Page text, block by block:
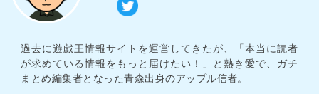
過去に遊戯王情報サイトを運営してきたが、「本当に読者
が求めている情報をもっと届けたい！」と熱き愛で、ガチ
まとめ編集者となった青森出身のアップル信者。